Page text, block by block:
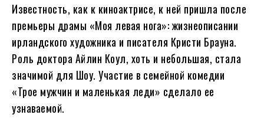
Известность, как к киноактрисе, к ней пришла после
премьеры драмы «Моя левая нога»: жизнеописании
ирландского художника и писателя Кристи Брауна.
Роль доктора Айлин Коул, хоть и небольшая, стала
значимой для Шоу. Участие в семейной комедии
«Трое мужчин и маленькая леди» сделало ее
узнаваемой.